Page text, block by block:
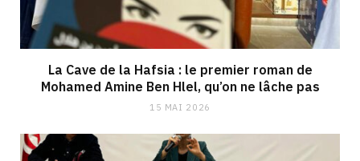
La Cave de la Hafsia : le premier roman de
Mohamed Amine Ben Hlel, qu’on ne lâche pas
15 MAI 2026